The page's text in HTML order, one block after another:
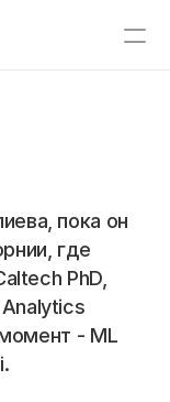
ИИ
c 0
пока он
где
PhD,
- ML